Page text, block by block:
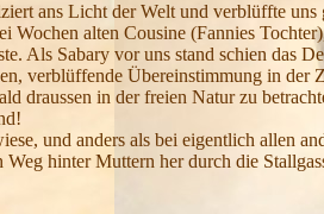
ans Licht der Welt und verblüffte uns
Wochen alten Cousine (Fannies
Als Sabary vor uns stand schien das
verblüffende Übereinstimmung in der
draussen in der freien Natur zu
und anders als bei eigentlich allen
hinter Muttern her durch die